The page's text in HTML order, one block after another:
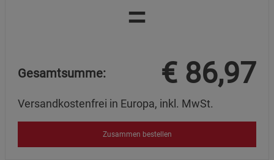
=
Gesamtsumme: € 86,97
Versandkostenfrei in Europa, inkl. MwSt.
Zusammen bestellen